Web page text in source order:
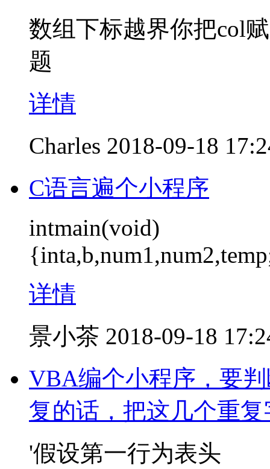
数组下标越界你把col
题
详情
Charles 2018-09-18
C语言遍个小程序
intmain(void)
详情
景小茶 2018-09-18
VBA编个小程序，要
复的话，把这几个重
'假设第一行为表头